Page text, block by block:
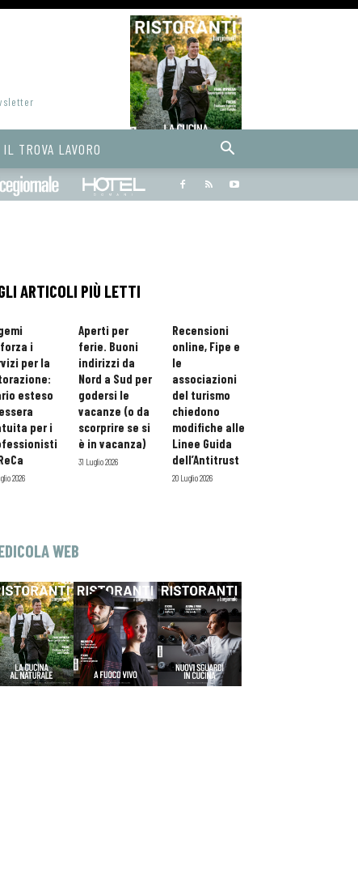
IL TROVA LAVORO
Bargiornale dolcegiornale
ARTICOLI PIÙ LETTI
i
per la
esteso
per i
2026
Aperti per
ferie. Buoni
indirizzi da
Nord a Sud per
godersi le
vacanze (o da
scorprire se si
è in vacanza)
31 Luglio 2026
Recensioni
online, Fipe e
le
associazioni
del turismo
chiedono
modifiche alle
Linee Guida
dell’Antitrust
20 Luglio 2026
WEB